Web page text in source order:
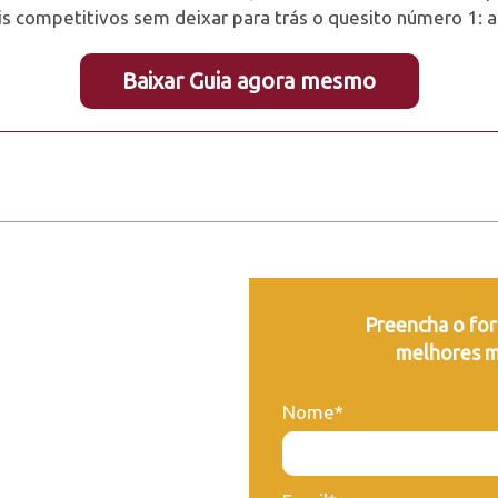
competitivos sem deixar para trás o quesito número 1: a
Baixar Guia agora mesmo
Preencha o
melhores
Nome*